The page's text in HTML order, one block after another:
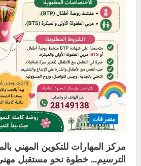
متفرقات
مركز المهارات للتكوين المهني
الترسيم… خطوة نحو مستقبل